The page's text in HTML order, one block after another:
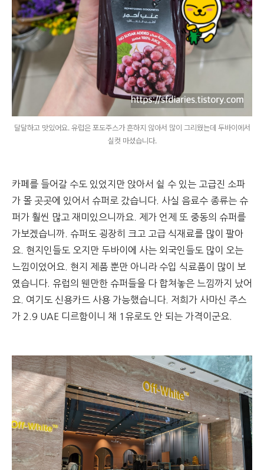
달달하고 맛있어요. 유럽은 포도주스가 흔하지 않아서 많이 그리웠는데 두바이에서
실컷 마셨습니다.
카페를 들어갈 수도 있었지만 앉아서 쉴 수 있는 고급진 소파
가 몰 곳곳에 있어서 슈퍼로 갔습니다. 사실 음료수 종류는 슈
퍼가 훨씬 많고 재미있으니까요. 제가 언제 또 중동의 슈퍼를
가보겠습니까. 슈퍼도 굉장히 크고 고급 식재료를 많이 팔아
요. 현지인들도 오지만 두바이에 사는 외국인들도 많이 오는
느낌이었어요. 현지 제품 뿐만 아니라 수입 식료품이 많이 보
였습니다. 유럽의 웬만한 슈퍼들을 다 합쳐놓은 느낌까지 났어
요. 여기도 신용카드 사용 가능했습니다. 저희가 사마신 주스
가 2.9 UAE 디르함이니 채 1유로도 안 되는 가격이군요.